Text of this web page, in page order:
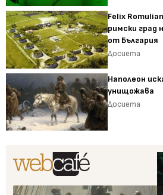
Felix
римски град
от България
Досиета
Наполеон
унищожава
Досиета